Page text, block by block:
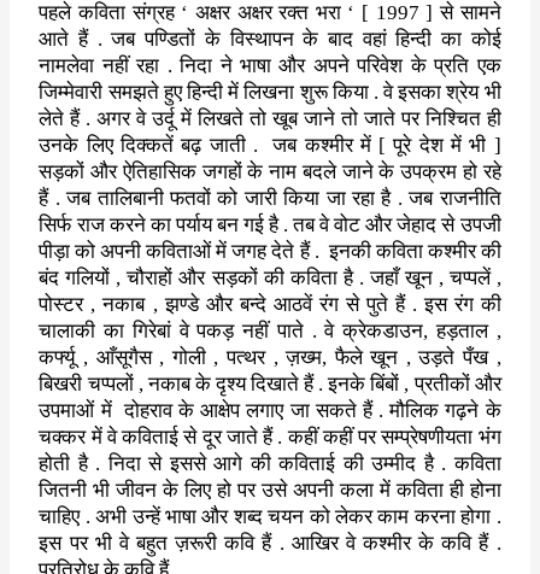
पहले कविता संग्रह ‘ अक्षर अक्षर रक्त भरा ‘ [ 1997 ]से सामने
आते हैं . जब पण्डितों के विस्थापनके बाद वहां हिन्दी का कोई
नामलेवा नहीं रहा . निदा ने भाषा और अपनेपरिवेश के प्रति एक
जिम्मेवारी समझते हुए हिन्दी में लिखना शुरू किया .वे इसका श्रेय भी
लेते हैं . अगर वे उर्दू में लिखते तो खूब जाने तो जातेपर निश्चित ही
उनके लिए दिक्कतें बढ़ जाती .
जब कश्मीर में [ पूरे देशमें भी ]
सड़कों और ऐतिहासिक जगहों के नाम बदले जाने के उपक्रम हो रहे
हैं .जब तालिबानी फतवों को जारी किया जा रहा है . जब राजनीति
सिर्फ राज करनेका पर्याय बन गई है . तब वे वोट और जेहाद से उपजी
पीड़ा को अपनी कविताओंमें जगह देते हैं . इनकी कविता कश्मीर की
बंद गलियों ,चौराहों औरसड़कों की कविता है . जहाँ खून ,चप्पलें ,
पोस्टर ,नकाब ,झण्डे औरबन्दे आठवें रंग से पुते हैं . इस रंग की
चालाकी का गिरेबां वे पकड़ नहींपाते . वे क्रेकडाउन,हड़ताल ,
कर्फ्यू , आँसूगैस ,गोली ,पत्थर ,ज़ख्म,फैले खून ,उड़ते पँख ,
बिखरी चप्पलों ,नकाब के दृश्य दिखाते हैं .इनके बिंबों ,प्रतीकों और
उपमाओं में दोहराव के आक्षेप लगाए जा सकतेहैं . मौलिक गढ़ने के
चक्कर में वे कविताई से दूर जाते हैं . कहीं कहींपर सम्प्रेषणीयता भंग
होती है . निदा से इससे आगे की कविताई की उम्मीद है .कविता
जितनी भी जीवन के लिए हो पर उसे अपनी कला में कविता ही होना
चाहिए . अभी उन्हें भाषा और शब्द चयन को लेकर काम करना होगा .
इस पर भीवे बहुत ज़रूरी कवि हैं . आखिर वे कश्मीर के कवि हैं .